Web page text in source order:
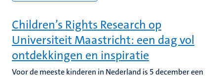
Children’s Rights Research op
Universiteit Maastricht: een dag vol
ontdekkingen en inspiratie
Voor de meeste kinderen in Nederland is 5 december een